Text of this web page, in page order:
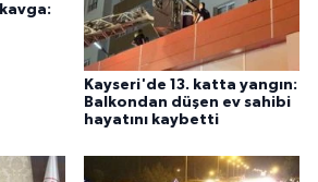
kavga:
Kayseri'de 13. katta yangın:
Balkondan düşen ev sahibi
hayatını kaybetti